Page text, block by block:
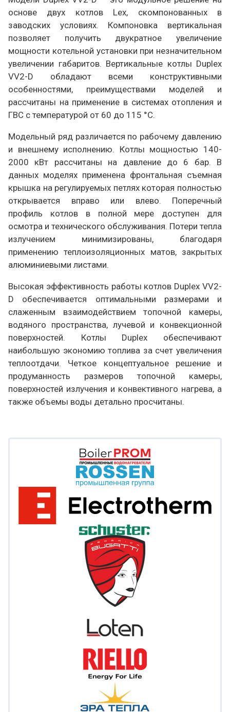
основе двух котлов Lex, скомпонованных в
заводских условиях. Компоновка вертикальная
позволяет получить двукратное увеличение
мощности котельной установки при незначительном
увеличении габаритов. Вертикальные котлы Duplex
VV2-D обладают всеми конструктивными
особенностями, преимуществами моделей и
рассчитаны на применение в системах отопления и
ГВС с температурой от 60 до 115 °C.
Модельный ряд различается по рабочему давлению
и внешнему исполнению. Котлы мощностью 140-
2000 кВт рассчитаны на давление до 6 бар. В
данных моделях применена фронтальная съемная
крышка на регулируемых петлях которая полностью
открывается вправо или влево. Поперечный
профиль котлов в полной мере доступен для
осмотра и технического обслуживания. Потери тепла
излучением минимизированы, благодаря
применению теплоизоляционных матов, закрытых
алюминиевыми листами.
Высокая эффективность работы котлов Duplex VV2-
D обеспечивается оптимальными размерами и
слаженным взаимодействием топочной камеры,
водяного пространства, лучевой и конвекционной
поверхностей. Котлы Duplex обеспечивают
наибольшую экономию топлива за счет увеличения
теплоотдачи. Четкое концептуальное решение и
продуманность размеров топочной камеры,
поверхностей излучения и конвективного нагрева, а
также объемы воды детально просчитаны.